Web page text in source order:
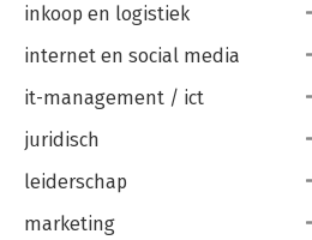
inkoop en logistiek
internet en social media
it-management / ict
juridisch
leiderschap
marketing